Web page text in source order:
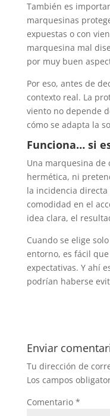
También es
marquesinas
expuestas o con
marquesina mal
por muy buen
Por eso, antes de
contexto real. La
viento no depende
cómo se adapta la
Funciona… si
Una marquesina de
hermética, ni
la incidencia
comodidad en el
idea clara, el
Cuando se elige
entorno, es fácil
expectativas. Y ahí
podrían haberse
Enviar
Tu dirección de
Los campos
Comentario *